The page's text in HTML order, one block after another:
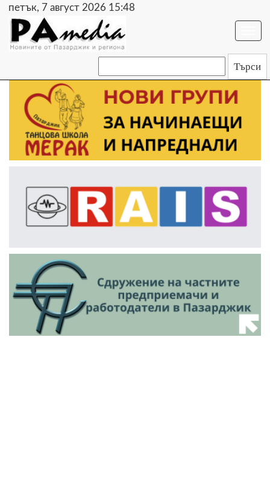
петък, 7 август 2026 15:48